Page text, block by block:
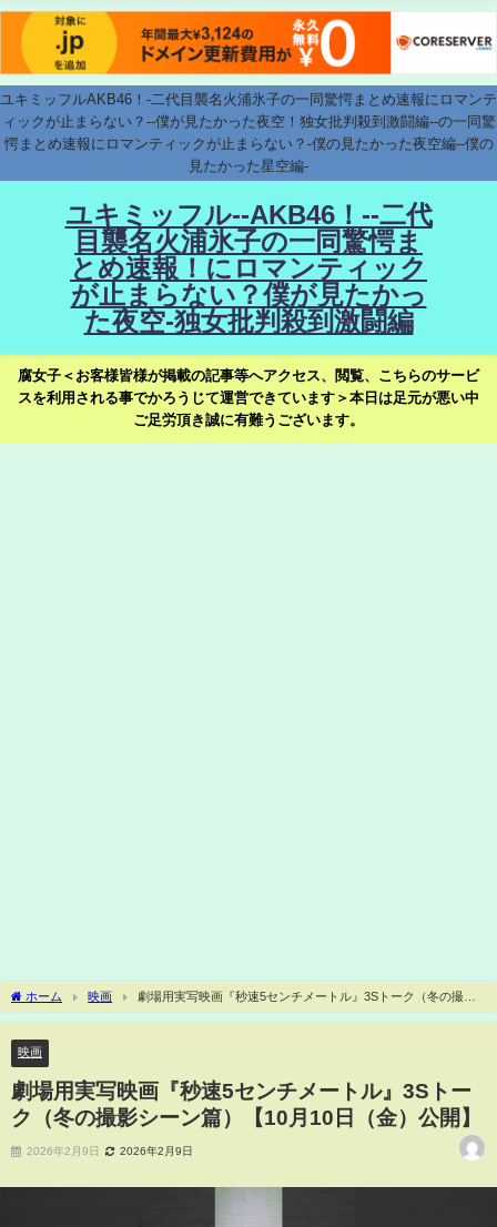
ユキミッフルAKB46！-二代目襲名火浦氷子の一同驚愕まとめ速報にロマンテ
ィックが止まらない？--僕が見たかった夜空！独女批判殺到激闘編--の一同驚
愕まとめ速報にロマンティックが止まらない？-僕の見たかった夜空編--僕の
見たかった星空編-
ユキミッフル--AKB46！--二代
目襲名火浦氷子の一同驚愕ま
とめ速報！にロマンティック
が止まらない？僕が見たかっ
た夜空-独女批判殺到激闘編
腐女子＜お客様皆様が掲載の記事等へアクセス、閲覧、こちらのサービ
スを利用される事でかろうじて運営できています＞本日は足元が悪い中
ご足労頂き誠に有難うございます。
ホーム 映画
劇場用実写映画『秒速5センチメートル』3Sトーク（冬の撮影
シーン篇）【10月10日（金）公開】
映画
劇場用実写映画『秒速5センチメートル』3Sトー
ク（冬の撮影シーン篇）【10月10日（金）公開】
2026年2月9日 2026年2月9日